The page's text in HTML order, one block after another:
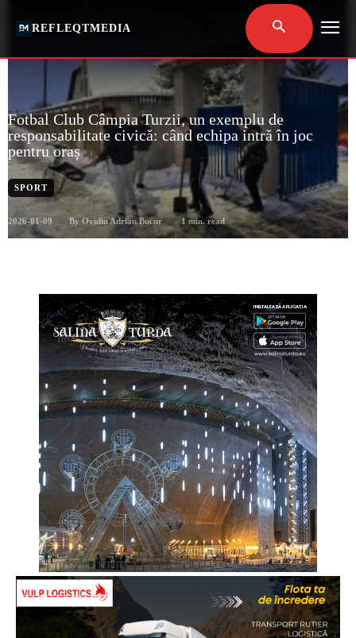
REFLEQTMEDIA
Fotbal Club Câmpia Turzii, un exemplu de
responsabilitate civică: când echipa intră în joc
pentru oraș
SPORT
2026-01-09 By Ovidiu Adrian Bucur 1 min. read